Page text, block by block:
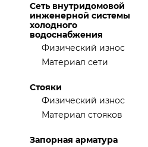
Сеть внутридомовой
инженерной системы
холодного
водоснабжения
Физический износ
Материал сети
Стояки
Физический износ
Материал стояков
Запорная арматура